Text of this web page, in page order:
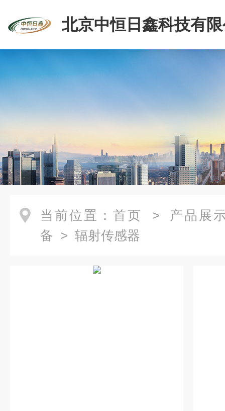
北京中恒日鑫科技有
当前位置： 首页 > 产品展
备 > 辐射传感器